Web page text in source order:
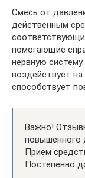
Смесь от
действенным
помогающие
нервную
воздействует
способствует
Важно!
повышенного
Приём
Постепенно